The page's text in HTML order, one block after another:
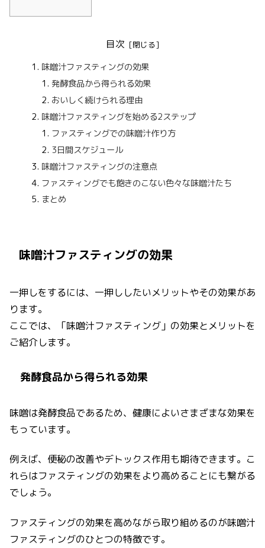
目次
味噌汁ファスティングの効果
発酵食品から得られる効果
おいしく続けられる理由
味噌汁ファスティングを始める2ステップ
ファスティングでの味噌汁作り方
3日間スケジュール
味噌汁ファスティングの注意点
ファスティングでも飽きのこない色々な味噌汁たち
まとめ
味噌汁ファスティングの効果
一押しをするには、一押ししたいメリットやその効果があ
ります。
ここでは、「味噌汁ファスティング」の効果とメリットを
ご紹介します。
発酵食品から得られる効果
味噌は発酵食品であるため、健康によいさまざまな効果を
もっています。
例えば、便秘の改善やデトックス作用も期待できます。こ
れらはファスティングの効果をより高めることにも繋がる
でしょう。
ファスティングの効果を高めながら取り組めるのが味噌汁
ファスティングのひとつの特徴です。